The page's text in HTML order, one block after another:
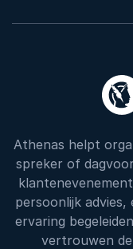
Athenas helpt
spreker of
persoonlijk
ervaring
vertrouwen